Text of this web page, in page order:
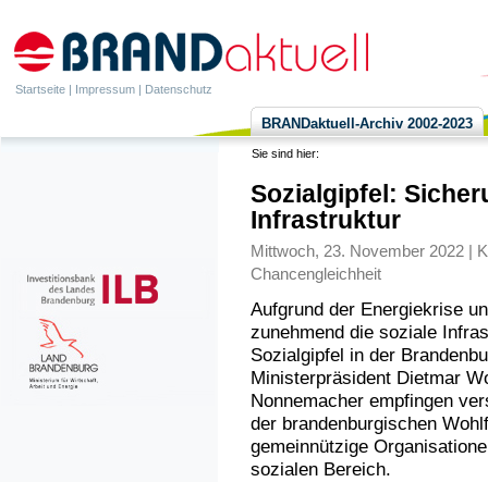
Startseite | Impressum | Datenschutz
BRANDaktuell-Archiv 2002-2023
Sie sind hier:
Sozialgipfel:
Infrastruktur
Mittwoch, 23. November 2022 |
Chancengleichheit
Aufgrund der Energiekrise
zunehmend die soziale
Sozialgipfel in der
Ministerpräsident Dietmar
Nonnemacher empfingen
der brandenburgischen
gemeinnützige
sozialen Bereich.